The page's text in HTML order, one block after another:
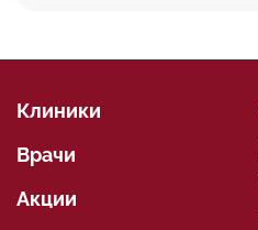
Клиники
Врачи
Акции